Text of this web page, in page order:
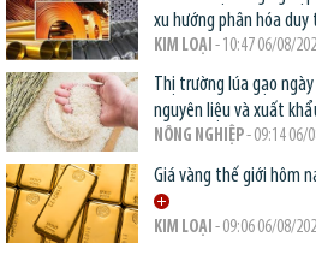
xu hướng phân hóa duy
KIM LOẠI - 10:47 06/08/
Thị trường lúa gạo
nguyên liệu và xuất
NÔNG NGHIỆP- 09:14 06/
Giá vàng thế giới hôm
KIM LOẠI - 09:06 06/08/